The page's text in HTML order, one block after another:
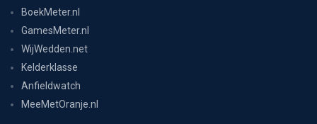
BoekMeter.nl
GamesMeter.nl
WijWedden.net
Kelderklasse
Anfieldwatch
MeeMetOranje.nl